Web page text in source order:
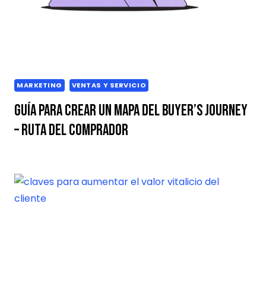
MARKETING VENTAS Y SERVICIO
Guía para crear un mapa del buyer’s journey
– ruta del comprador